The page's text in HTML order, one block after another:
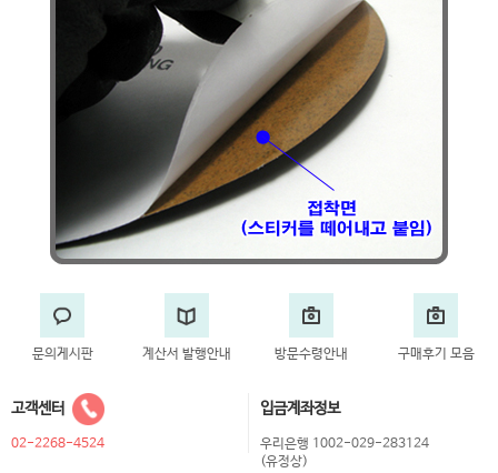
문의게시판 계산서 발행안내 방문수령안내 구매후기 모음
고객센터
02-2268-4524
입금계좌정보
우리은행 1002-029-283124
(유정상)